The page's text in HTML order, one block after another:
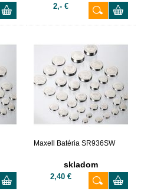
2,- €
Maxell Batéria SR936SW
skladom
2,40 €